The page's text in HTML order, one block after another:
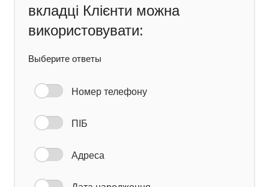
вкладці Клієнти можна
використовувати:
Выберите ответы
Номер телефону
ПІБ
Адреса